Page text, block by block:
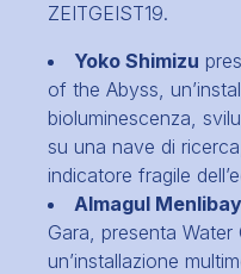
ZEITGEIST19.
Yoko Shimizu
of the Abyss,
bioluminescenza,
su una nave di
indicatore fragile
Almagul
Gara, presenta
un’installazione